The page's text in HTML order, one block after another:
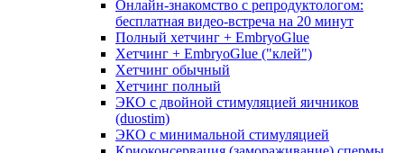
Онлайн-знакомство с репродуктологом:
бесплатная видео-встреча на 20 минут
Полный хетчинг + ЕmbryoGlue
Хетчинг + EmbryoGlue ("клей")
Хетчинг обычный
Хетчинг полный
ЭКО с двойной стимуляцией яичников
(duostim)
ЭКО с минимальной стимуляцией